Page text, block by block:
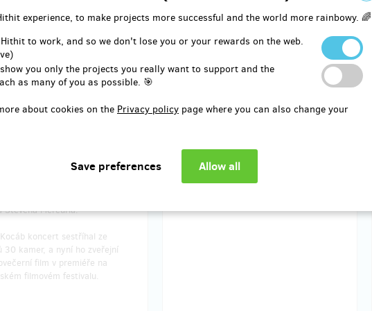
experience, to make projects more successful and the world more rainbowy. 🌈
to work, and so we don't lose you or your rewards on the web.
you only the projects you really want to support and the
as many of you as possible. 🎯
about cookies on the Privacy policy page where you can also change your
velkolepém koncertě spojeném
40. výročí založení skupiny
O2 Aréně se 7. prosince 2016
jedna legenda československé a
české hudební scény. Ikonická
člen kapely Ondřej Soukup, a
Stevena Mercuria.
koncert sestříhal ze
30 kamer, a nyní ho zveřejní
film v premiéře na
filmovém festivalu.